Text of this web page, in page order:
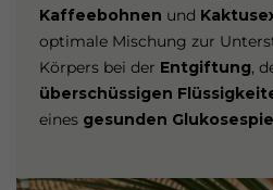
Kaffeebohnen und
optimale Mischung zur
Körpers bei der Entgiftung,
überschüssigen
eines gesunden